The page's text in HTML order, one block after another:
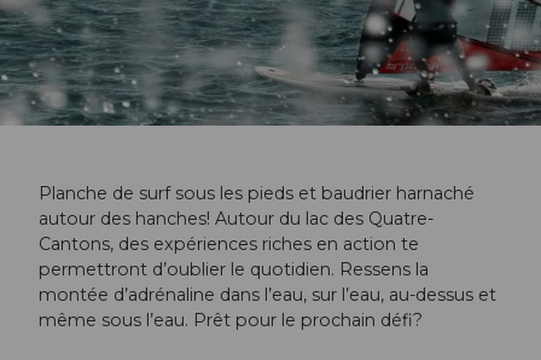
Planche de surf sous les pieds et baudrier harnaché
autour des hanches! Autour du lac des Quatre-
Cantons, des expériences riches en action te
permettront d’oublier le quotidien. Ressens la
montée d’adrénaline dans l’eau, sur l’eau, au-dessus et
même sous l’eau. Prêt pour le prochain défi?